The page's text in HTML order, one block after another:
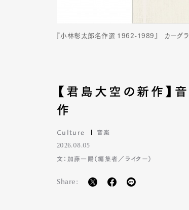
『小林彰太郎名作選 1962-1989』 カーグ
【君島大空の新作】
作
Culture 音楽
2026.08.05
文：加藤一陽（編集者／ライター）
Share: